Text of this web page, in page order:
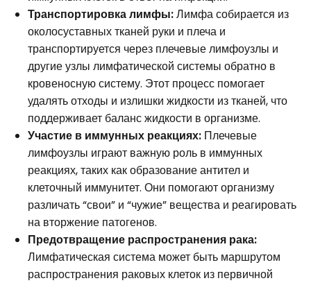
Транспортировка лимфы:Лимфа собирается из
околосуставных тканей руки и плеча и
транспортируется через плечевые лимфоузлы и
другие узлы лимфатической системы обратно в
кровеносную систему. Этот процесс помогает
удалять отходы и излишки жидкости из тканей, что
поддерживает баланс жидкости в организме.
Участие в иммунных реакциях: Плечевые
лимфоузлы играют важную роль в иммунных
реакциях, таких как образование антител и
клеточный иммунитет. Они помогают организму
различать “свои” и “чужие” вещества и реагировать
на вторжение патогенов.
Предотвращение распространения рака:
Лимфатическая система может быть маршрутом
распространения раковых клеток из первичной